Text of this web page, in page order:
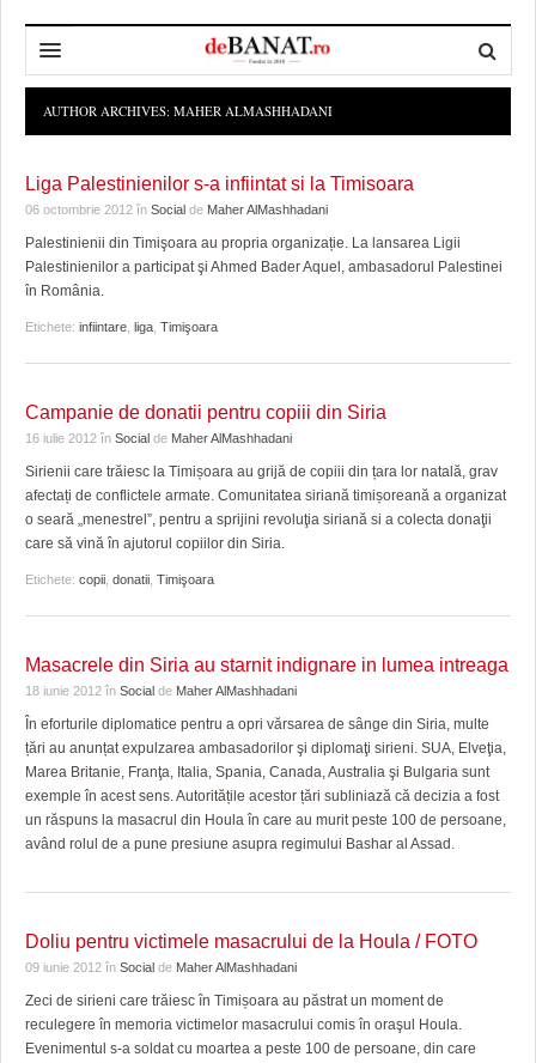
POLITICA DE COOKIES
POLITICA DE CONFIDENȚIALITATE
CONSILIUL JUDEŢEAN TIMIŞ
PREFECTURA TIMIŞ
POLITICA
SPORT
POLI TIMISOARA
OPINII
JURNAL DE CAMPANIE
ZÂMBETE AMARE
GRĂDINA TAICII DOMNULUI
ZIARISTU’ DE TERASĂ
FINANŢĂRI DE LA A LA Z
PE SURSE
ULTRAMARIN VA RECOMANDA
CULTURA
CRONICĂ DE FILM
UNDE MERGEM
CLIPURI VIDEO
JOCURI ONLINE
AFACERI
SĂNĂTATE
MAI MULTE
ACCIDENTE
ANUNŢURI
CULTURA
INVATAMANT
JUSTITIE
FILME DOCUMENTARE
JOCURI ONLINE
FARMACII DIN TIMIŞOARA
AUTHOR ARCHIVES: MAHER ALMASHHADANI
Liga Palestinienilor s-a infiintat si la Timisoara
06 octombrie 2012 în Social de Maher AlMashhadani
Palestinienii din Timişoara au propria organizație. La lansarea Ligii
Palestinienilor a participat şi Ahmed Bader Aquel, ambasadorul Palestinei
în România.
Etichete: infiintare liga Timişoara
Campanie de donatii pentru copiii din Siria
16 iulie 2012 în Social de Maher AlMashhadani
Sirienii care trăiesc la Timișoara au grijă de copiii din țara lor natală, grav
afectați de conflictele armate. Comunitatea siriană timișoreană a organizat
o seară „menestrel”, pentru a sprijini revoluţia siriană si a colecta donaţii
care să vină în ajutorul copiilor din Siria.
Etichete: copii donatii Timişoara
Masacrele din Siria au starnit indignare in lumea intreaga
18 iunie 2012 în Social de Maher AlMashhadani
În eforturile diplomatice pentru a opri vărsarea de sânge din Siria, multe
țări au anunțat expulzarea ambasadorilor şi diplomaţi sirieni. SUA, Elveţia,
Marea Britanie, Franţa, Italia, Spania, Canada, Australia şi Bulgaria sunt
exemple în acest sens. Autoritățile acestor țări subliniază că decizia a fost
un răspuns la masacrul din Houla în care au murit peste 100 de persoane,
având rolul de a pune presiune asupra regimului Bashar al Assad.
Doliu pentru victimele masacrului de la Houla / FOTO
09 iunie 2012 în Social de Maher AlMashhadani
Zeci de sirieni care trăiesc în Timișoara au păstrat un moment de
reculegere în memoria victimelor masacrului comis în oraşul Houla.
Evenimentul s-a soldat cu moartea a peste 100 de persoane, din care